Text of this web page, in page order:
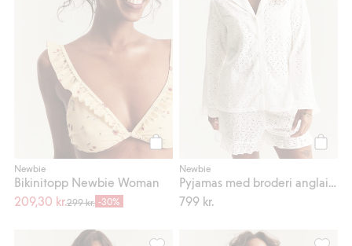
Köp
Newbie
Bikinitopp Newbie Woman
209,30 kr.299 kr. -30%
Köp
Newbie
Pyjamas med broderi anglaise Newbie Woman
799 kr.